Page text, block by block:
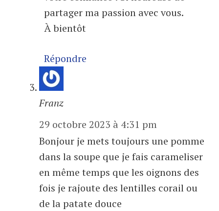
partager ma passion avec vous.
À bientôt
Répondre
Franz
29 octobre 2023 à 4:31 pm
Bonjour je mets toujours une pomme
dans la soupe que je fais carameliser
en même temps que les oignons des
fois je rajoute des lentilles corail ou
de la patate douce